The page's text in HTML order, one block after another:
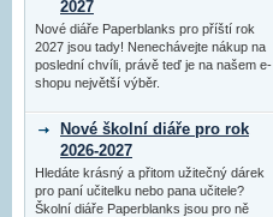
2027
Nové diáře Paperblanks pro příští rok
2027 jsou tady! Nenechávejte nákup na
poslední chvíli, právě teď je na našem e-
shopu největší výběr.
Nové školní diáře pro rok
2026-2027
Hledáte krásný a přitom užitečný dárek
pro paní učitelku nebo pana učitele?
Školní diáře Paperblanks jsou pro ně